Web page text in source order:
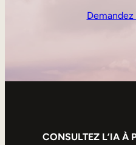
CONSULTEZ L’IA À